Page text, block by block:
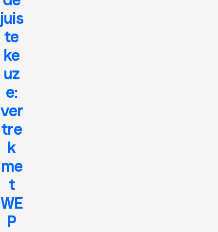
juis
te
ke
uz
e:
ver
tre
k
me
t
WE
P